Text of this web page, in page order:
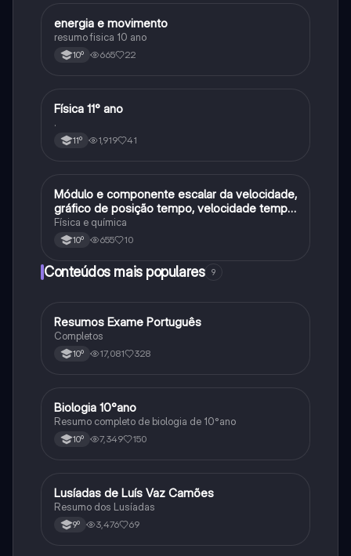
Física
energia e movimento
resumo fisica 10 ano
10º 665 22
Física
Física 11° ano
.
11º 1,919 41
Física
Módulo e componente escalar da velocidade,
gráfico de posição tempo, velocidade tempo
e acelaracao
Física e química
10º 655 10
Conteúdos mais populares 9
Português
Resumos Exame Português
Completos
10º 17,081 328
Biologia
Biologia 10°ano
Resumo completo de biologia de 10°ano
10º 7,349 150
Português
Lusíadas de Luís Vaz Camões
Resumo dos Lusíadas
9º 3,476 69